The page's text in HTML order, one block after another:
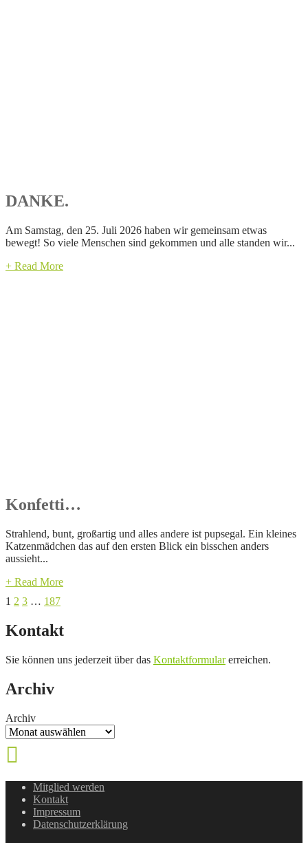
DANKE.
Am Samstag, den 25. Juli 2026 haben wir gemeinsam etwas
bewegt! So viele Menschen sind gekommen und alle standen wir...
+ Read More
Konfetti…
Strahlend, bunt, großartig und alles andere ist pupsegal. Ein kleines
Katzenmädchen das auf den ersten Blick ein bisschen anders
aussieht...
+ Read More
Seitennummerierung
Beiträge
1 2 3 … 187
Kontakt
Sie können uns jederzeit über das Kontaktformularerreichen.
Archiv
Archiv
Mitglied werden
Kontakt
Impressum
Datenschutzerklärung